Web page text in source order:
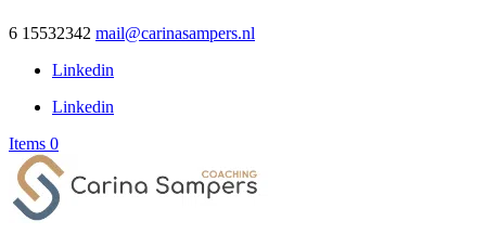
6 15532342 mail@carinasampers.nl
Linkedin
Linkedin
Items 0